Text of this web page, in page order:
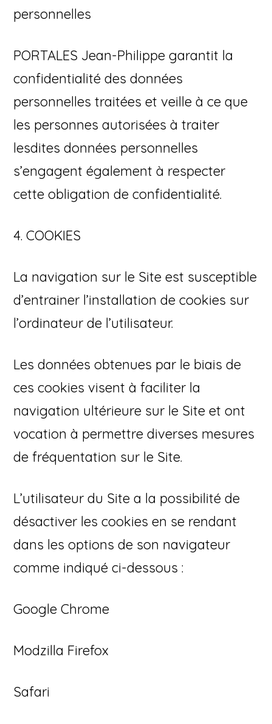
personnelles
PORTALES Jean-Philippe garantit la
confidentialité des données
personnelles traitées et veille à ce que
les personnes autorisées à traiter
lesdites données personnelles
s’engagent également à respecter
cette obligation de confidentialité.
4. COOKIES
La navigation sur le Site est susceptible
d’entrainer l’installation de cookies sur
l’ordinateur de l’utilisateur.
Les données obtenues par le biais de
ces cookies visent à faciliter la
navigation ultérieure sur le Site et ont
vocation à permettre diverses mesures
de fréquentation sur le Site.
L’utilisateur du Site a la possibilité de
désactiver les cookies en se rendant
dans les options de son navigateur
comme indiqué ci-dessous :
Google Chrome
Modzilla Firefox
Safari